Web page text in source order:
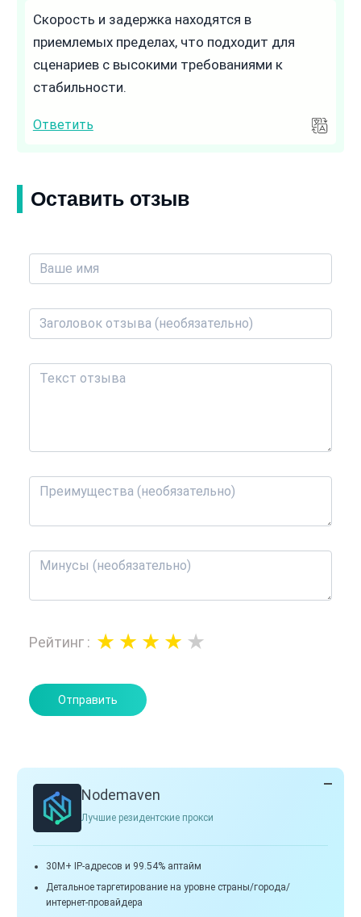
Скорость и задержка находятся в
приемлемых пределах, что подходит для
сценариев с высокими требованиями к
стабильности.
Ответить
Оставить отзыв
Рейтинг :
Отправить
Nodemaven
Лучшие резидентские прокси
30M+ IP-адресов и 99.54% аптайм
Детальное таргетирование на уровне страны/города/
интернет-провайдера